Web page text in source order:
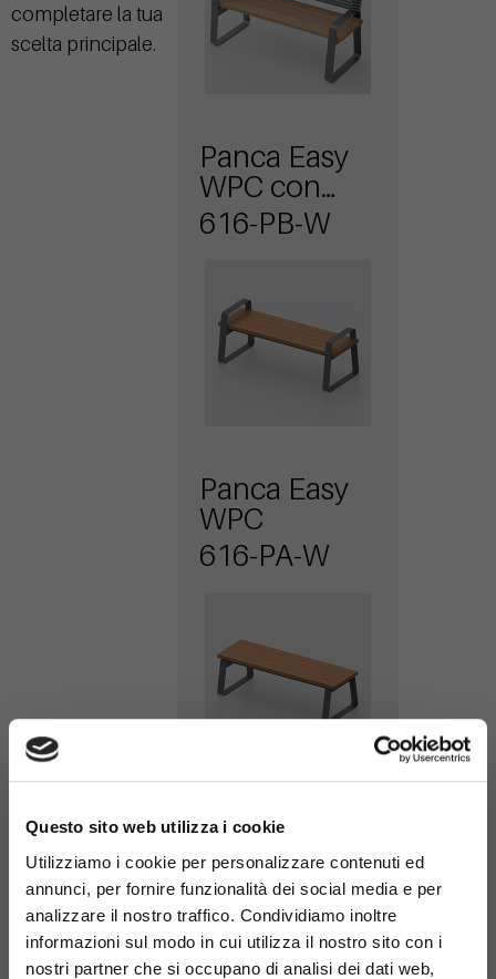
Questo sito web utilizza i cookie
Utilizziamo i cookie per personalizzare contenuti ed
annunci, per fornire funzionalità dei social media e per
analizzare il nostro traffico. Condividiamo inoltre
informazioni sul modo in cui utilizza il nostro sito con i
nostri partner che si occupano di analisi dei dati web,
completare la tua
scelta principale.
Panca Easy
WPC con
braccioli
616-PB-W
Panca Easy
WPC
616-PA-W
Panca Easy
Metal con
braccioli
616-PB-M